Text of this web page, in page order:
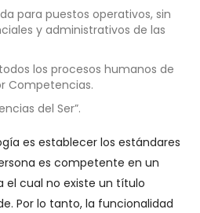
para puestos operativos, sin
y administrativos de las
los procesos humanos de
Competencias.
del Ser”.
es establecer los estándares
es competente en un
el cual no existe un título
Por lo tanto, la funcionalidad